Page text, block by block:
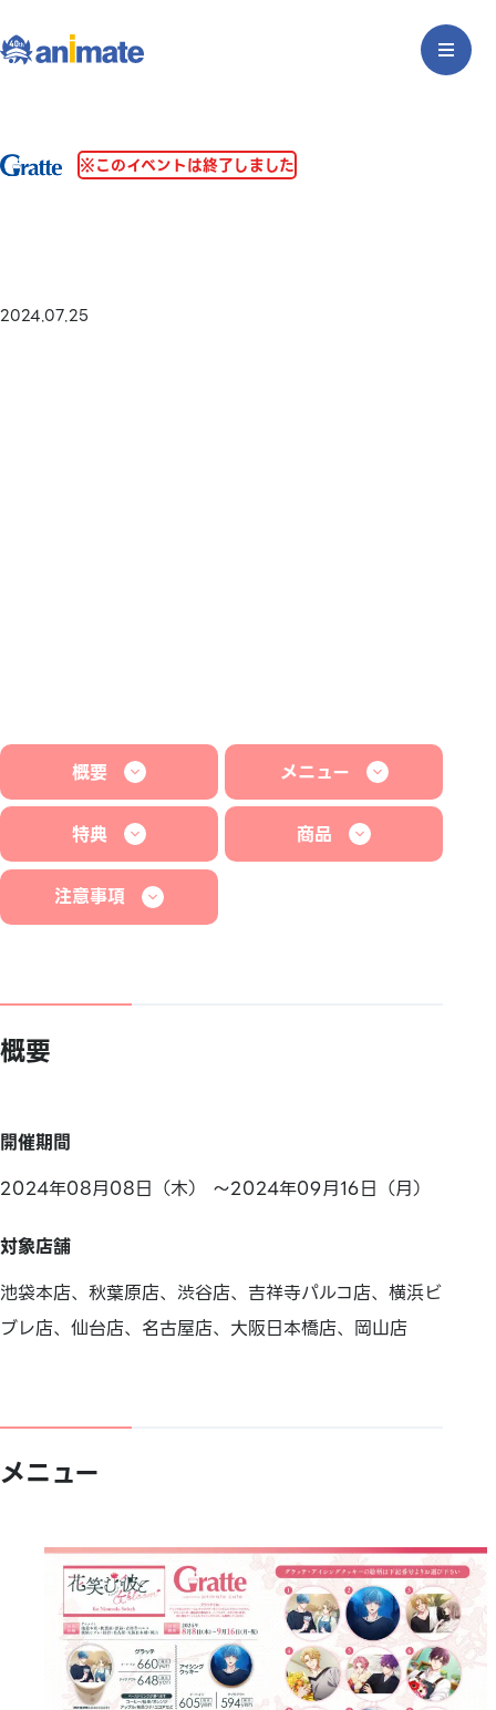
※このイベントは終了しました
2024.07.25
概要 メニュー
特典 商品
注意事項
概要
開催期間
2024年08月08日（木） ～2024年09月16日（月）
対象店舗
池袋本店、秋葉原店、渋谷店、吉祥寺パルコ店、横浜ビ
ブレ店、仙台店、名古屋店、大阪日本橋店、岡山店
メニュー